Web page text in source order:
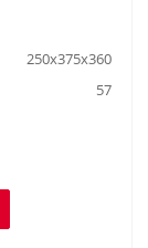
250х375х360
57